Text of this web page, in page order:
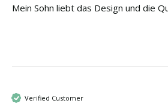
Mein Sohn liebt das Design und die
Verified Customer